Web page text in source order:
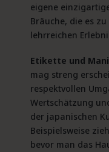
eigene
Bräuche, die es
lehrreichen
Etikette und
mag streng
respektvollen
Wertschätzung
der japanischen
Beispielsweise
bevor man das